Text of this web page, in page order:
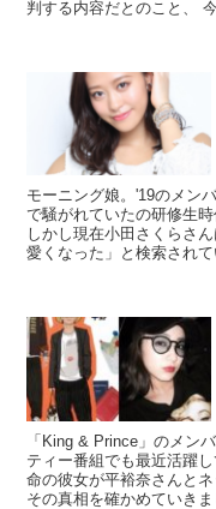
判する内容だとのこと、
モーニング娘。'19のメン
で騒がれていたの研修生
しかし現在小田さくらさ
愛くなった」と検索され
「King & Prince」のメン
ティー番組でも最近活躍
命の彼女が平裕奈さんと
その真相を確かめていきま